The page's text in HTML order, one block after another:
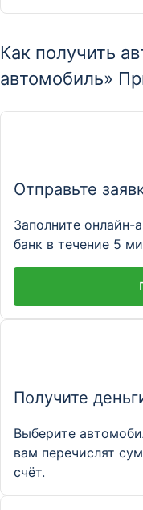
Как получить
автомобиль»
Отправьте
Заполните онлайн-
банк в течение 5
Получите
Выберите
вам перечислят
счёт.